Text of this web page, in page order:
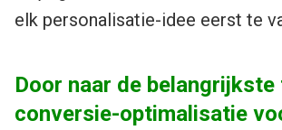
elk personalisatie-idee eerst te
Door naar de belangrijkste
conversie-optimalisatie